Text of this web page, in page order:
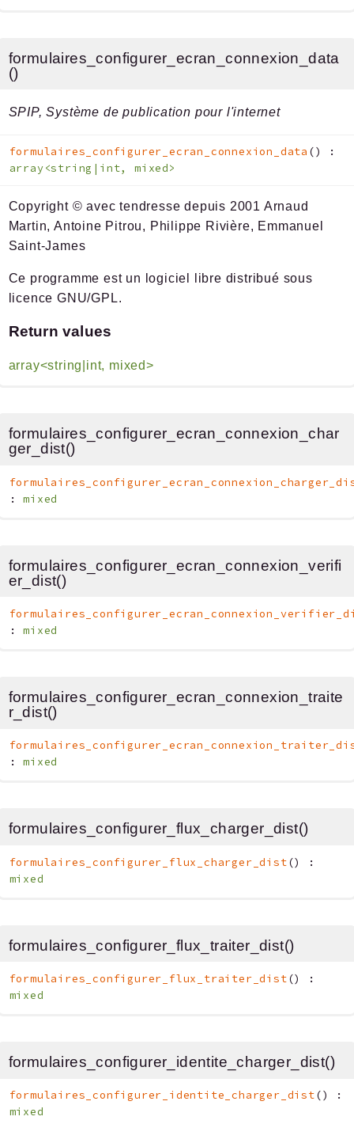
formulaires_configurer_ecran_connexion_data
()
SPIP, Système de publication pour l'internet
formulaires_configurer_ecran_connexion_data ()
:
array<string|int, mixed>
Copyright © avec tendresse depuis 2001 Arnaud
Martin, Antoine Pitrou, Philippe Rivière, Emmanuel
Saint-James
Ce programme est un logiciel libre distribué sous
licence GNU/GPL.
Return values
array<string|int, mixed>
formulaires_configurer_ecran_connexion_char
ger_dist()
:mixed
formulaires_configurer_ecran_connexion_verifi
er_dist()
:mixed
formulaires_configurer_ecran_connexion_traite
r_dist()
:mixed
formulaires_configurer_flux_charger_dist()
formulaires_configurer_flux_charger_dist()
:
mixed
formulaires_configurer_flux_traiter_dist()
formulaires_configurer_flux_traiter_dist()
:
mixed
formulaires_configurer_identite_charger_dist()
formulaires_configurer_identite_charger_dist()
:
mixed